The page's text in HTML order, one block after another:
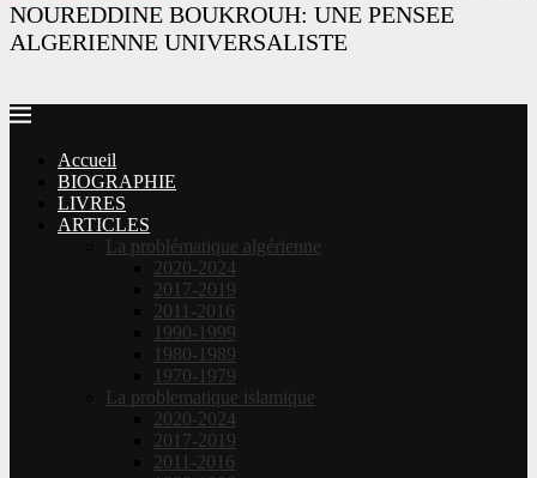
NOUREDDINE BOUKROUH: UNE PENSEE
ALGERIENNE UNIVERSALISTE
Accueil
BIOGRAPHIE
LIVRES
ARTICLES
La problématique algérienne
2020-2024
2017-2019
2011-2016
1990-1999
1980-1989
1970-1979
La problematique islamique
2020-2024
2017-2019
2011-2016